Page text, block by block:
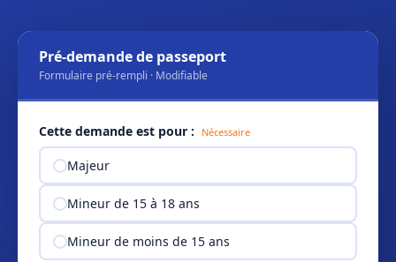
Pré-demande de passeport
Formulaire pré-rempli · Modifiable
Cette demande est pour : Nécessaire
Majeur
Mineur de 15 à 18 ans
Mineur de moins de 15 ans